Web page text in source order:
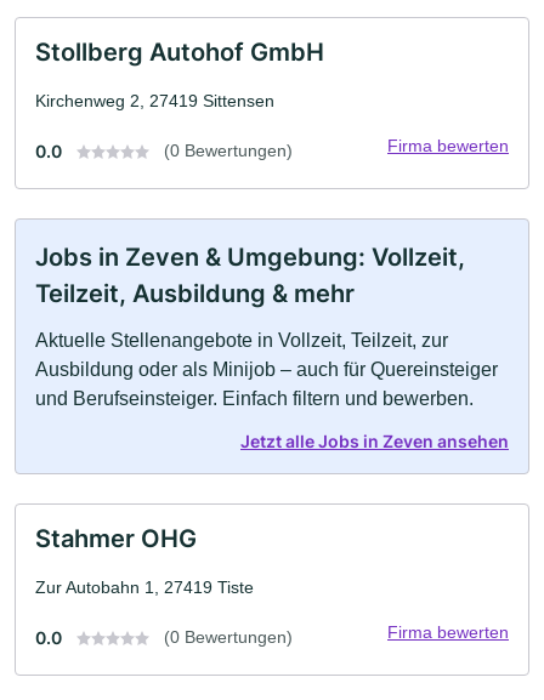
Stollberg Autohof GmbH
Kirchenweg 2, 27419 Sittensen
0.0 (0 Bewertungen) Firma bewerten
Jobs in Zeven & Umgebung: Vollzeit,
Teilzeit, Ausbildung & mehr
Aktuelle Stellenangebote in Vollzeit, Teilzeit, zur
Ausbildung oder als Minijob – auch für Quereinsteiger
und Berufseinsteiger. Einfach filtern und bewerben.
Jetzt alle Jobs in Zeven ansehen
Stahmer OHG
Zur Autobahn 1, 27419 Tiste
0.0 (0 Bewertungen) Firma bewerten